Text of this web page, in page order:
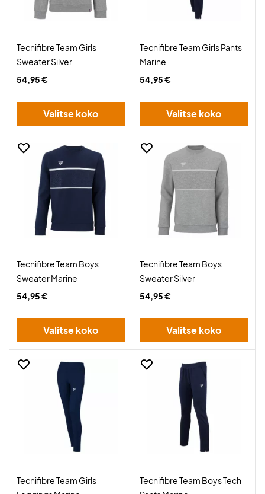
Tecnifibre Team Girls
Sweater Silver
54,95 €
Valitse koko
Tecnifibre Team Girls Pants
Marine
54,95 €
Valitse koko
Tecnifibre Team Boys
Sweater Marine
54,95 €
Valitse koko
Tecnifibre Team Boys
Sweater Silver
54,95 €
Valitse koko
Tecnifibre Team Girls
Tecnifibre Team Boys Tech